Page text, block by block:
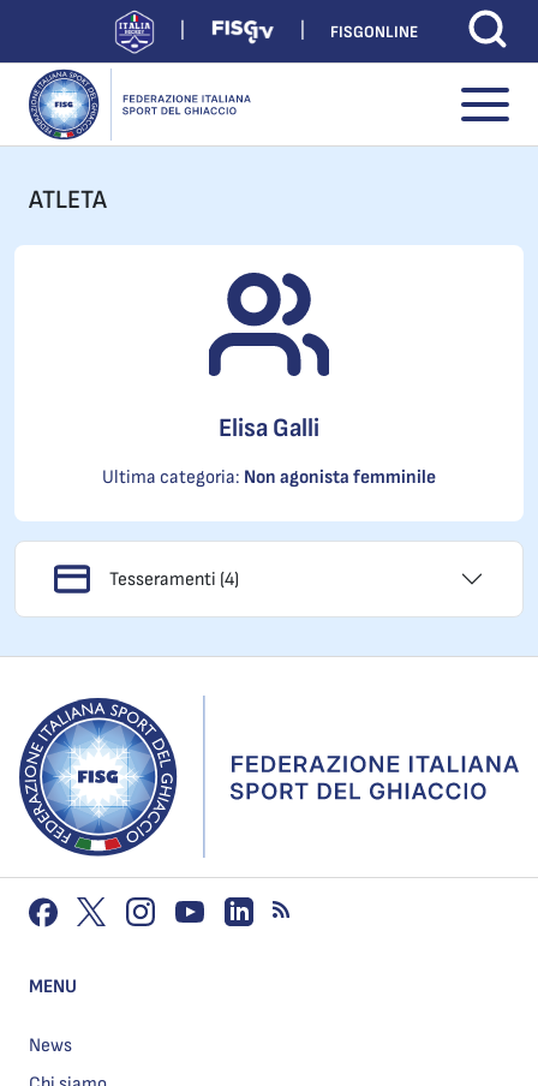
FISGONLINE
ATLETA
Elisa Galli
Ultima categoria: Non agonista femminile
Tesseramenti (4)
MENU
News